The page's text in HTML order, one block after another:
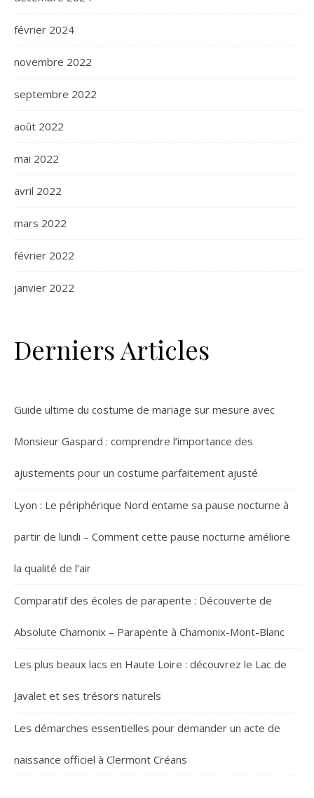
février 2024
novembre 2022
septembre 2022
août 2022
mai 2022
avril 2022
mars 2022
février 2022
janvier 2022
Derniers Articles
Guide ultime du costume de mariage sur mesure avec
Monsieur Gaspard : comprendre l’importance des
ajustements pour un costume parfaitement ajusté
Lyon : Le périphérique Nord entame sa pause nocturne à
partir de lundi – Comment cette pause nocturne améliore
la qualité de l’air
Comparatif des écoles de parapente : Découverte de
Absolute Chamonix – Parapente à Chamonix-Mont-Blanc
Les plus beaux lacs en Haute Loire : découvrez le Lac de
Javalet et ses trésors naturels
Les démarches essentielles pour demander un acte de
naissance officiel à Clermont Créans